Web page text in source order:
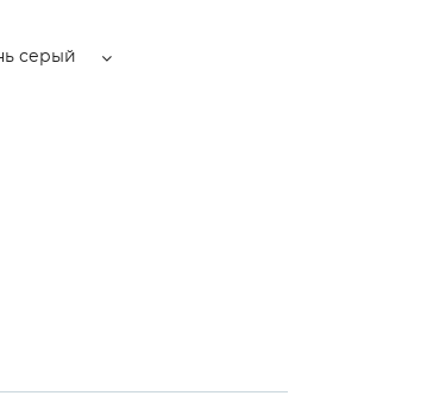
серый